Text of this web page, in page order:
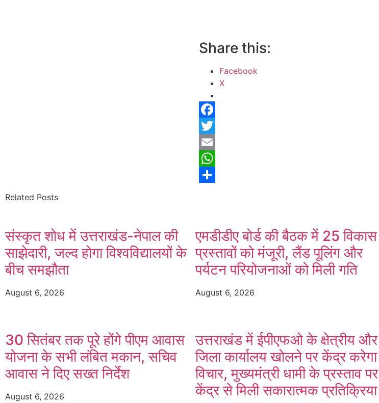
Share this:
Facebook
X
Facebook
Twitter
Email
WhatsApp
Related Posts
संस्कृत शोध में उत्तराखंड-नेपाल की
साझेदारी, जल्द होगा विश्वविद्यालयों के
बीच समझौता
August 6, 2026
एमडीडीए बोर्ड की बैठक में 25 विकास
प्रस्तावों को मंजूरी, लैंड पूलिंग और
पर्यटन परियोजनाओं को मिली गति
August 6, 2026
30 सितंबर तक पूरे होंगे पीएम आवास
योजना के सभी लंबित मकान, सचिव
आवास ने दिए सख्त निर्देश
August 6, 2026
उत्तराखंड में ईपीएफओ के क्षेत्रीय और
जिला कार्यालय खोलने पर केंद्र करेगा
विचार, मुख्यमंत्री धामी के प्रस्ताव पर
केंद्र से मिली सकारात्मक प्रतिक्रिया